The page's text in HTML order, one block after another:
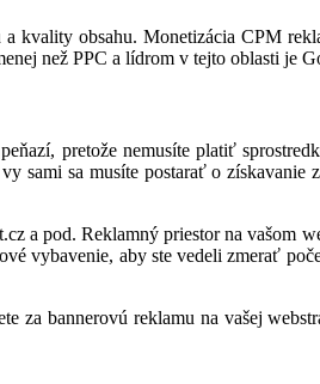
kvality obsahu. Monetizácia CPM
než PPC a lídrom v tejto oblasti je
pretože nemusíte platiť
sami sa musíte postarať o získavanie
a pod. Reklamný priestor na vašom
vybavenie, aby ste vedeli zmerať
za bannerovú reklamu na vašej